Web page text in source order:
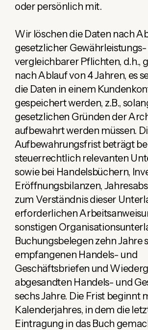
oder persönlich mit.
Wir löschen die Daten nach
gesetzlicher
vergleichbarer Pflichten, d.h.,
nach Ablauf von 4 Jahren, es
die Daten in einem
gespeichert werden, z.B.,
gesetzlichen Gründen der
aufbewahrt werden müssen.
Aufbewahrungsfrist beträgt
steuerrechtlich relevanten
sowie bei Handelsbüchern,
Eröffnungsbilanzen,
zum Verständnis dieser
erforderlichen
sonstigen
Buchungsbelegen zehn Jahre
empfangenen Handels- und
Geschäftsbriefen und
abgesandten Handels- und
sechs Jahre. Die Frist beginnt
Kalenderjahres, in dem die
Eintragung in das Buch